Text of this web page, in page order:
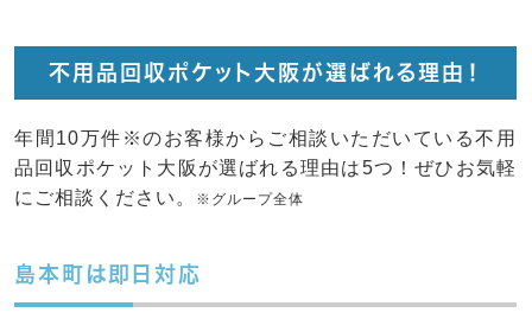
不用品回収ポケット大阪が選ばれる理由！
年間10万件※のお客様からご相談いただいている不用
品回収ポケット大阪が選ばれる理由は5つ！ぜひお気軽
にご相談ください。
※グループ全体
島本町は即日対応